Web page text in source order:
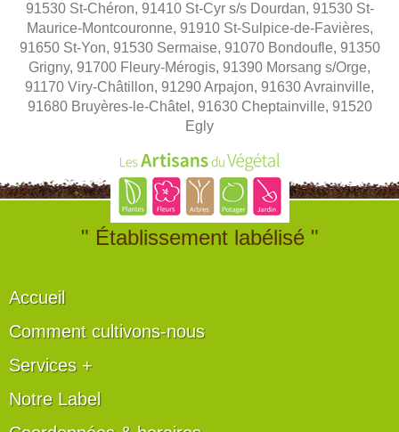
91530 St-Chéron, 91410 St-Cyr s/s Dourdan, 91530 St-
Maurice-Montcouronne, 91910 St-Sulpice-de-Favières,
91650 St-Yon, 91530 Sermaise, 91070 Bondoufle, 91350
Grigny, 91700 Fleury-Mérogis, 91390 Morsang s/Orge,
91170 Viry-Châtillon, 91290 Arpajon, 91630 Avrainville,
91680 Bruyères-le-Châtel, 91630 Cheptainville, 91520
Egly
" Établissement labélisé "
Accueil
Comment cultivons-nous
Services +
Notre Label